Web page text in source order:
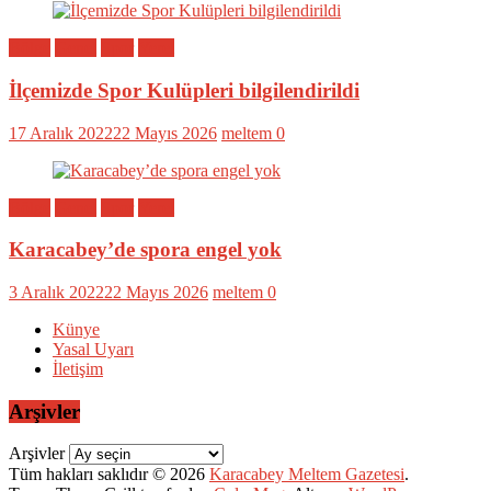
İlçemizde Spor Kulüpleri bilgilendirildi
17 Aralık 202222 Mayıs 2026 meltem 0
Karacabey’de spora engel yok
3 Aralık 202222 Mayıs 2026 meltem 0
Künye
Yasal Uyarı
İletişim
Arşivler
Arşivler
Tüm hakları saklıdır © 2026 Karacabey Meltem Gazetesi.